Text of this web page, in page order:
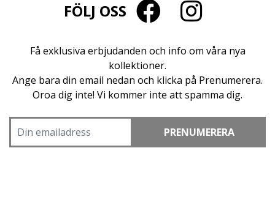
FÖLJ OSS
Få exklusiva erbjudanden och info om våra nya
kollektioner.
Ange bara din email nedan och klicka på Prenumerera.
Oroa dig inte! Vi kommer inte att spamma dig.
PRENUMERERA